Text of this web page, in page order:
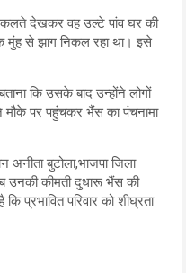
देखकर वह उल्टे पांव घर की
मुंह से झाग निकल रहा था। इसे
कि उसके बाद उन्होंने लोगों
मौके पर पहुंचकर भैंस का पंचनामा
अनीता बुटोला,भाजपा जिला
उनकी कीमती दुधारू भैंस की
प्रभावित परिवार को शीघ्रता